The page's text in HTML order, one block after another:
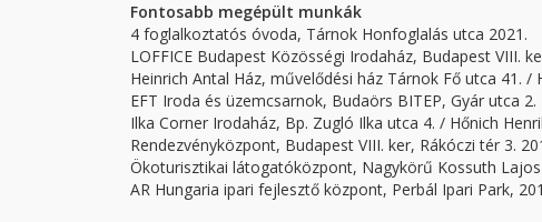
Fontosabb megépült munkák
4 foglalkoztatós óvoda, Tárnok Honfoglalás utca 2021.
LOFFICE Budapest Közösségi Irodaház, Budapest VIII.
Heinrich Antal Ház, művelődési ház Tárnok Fő utca 41. /
EFT Iroda és üzemcsarnok, Budaörs BITEP, Gyár utca 2.
Ilka Corner Irodaház, Bp. Zugló Ilka utca 4. / Hőnich
Rendezvényközpont, Budapest VIII. ker, Rákóczi tér 3.
Ökoturisztikai látogatóközpont, Nagykörű Kossuth
AR Hungaria ipari fejlesztő központ, Perbál Ipari Park,